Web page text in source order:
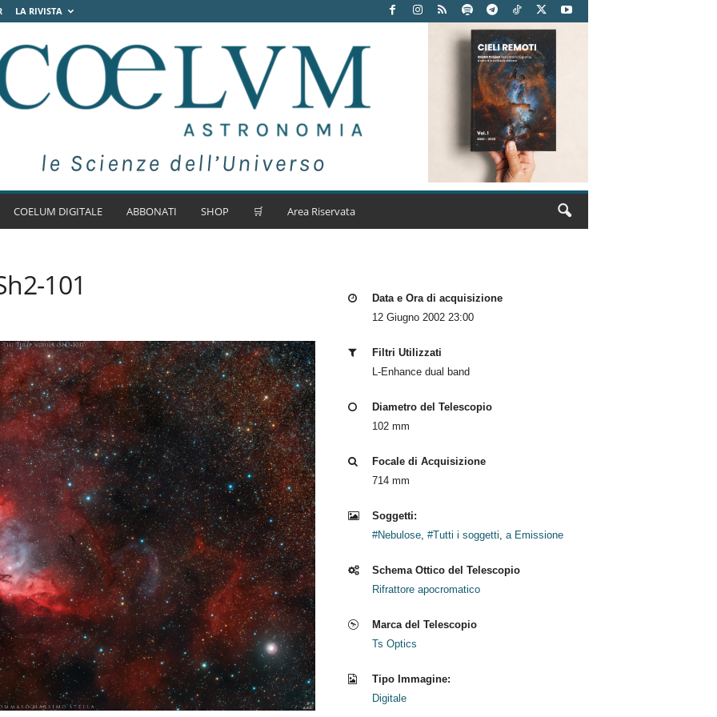
LA RIVISTA
COELUM DIGITALE ABBONATI SHOP 🛒 Area Riservata
101
Data e Ora di acquisizione
12 Giugno 2002 23:00
Filtri Utilizzati
L-Enhance dual band
Diametro del Telescopio
102 mm
Focale di Acquisizione
714 mm
Soggetti:
#Nebulose, #Tutti i soggetti, a Emissione
Schema Ottico del Telescopio
Rifrattore apocromatico
Marca del Telescopio
Ts Optics
Tipo Immagine:
Digitale